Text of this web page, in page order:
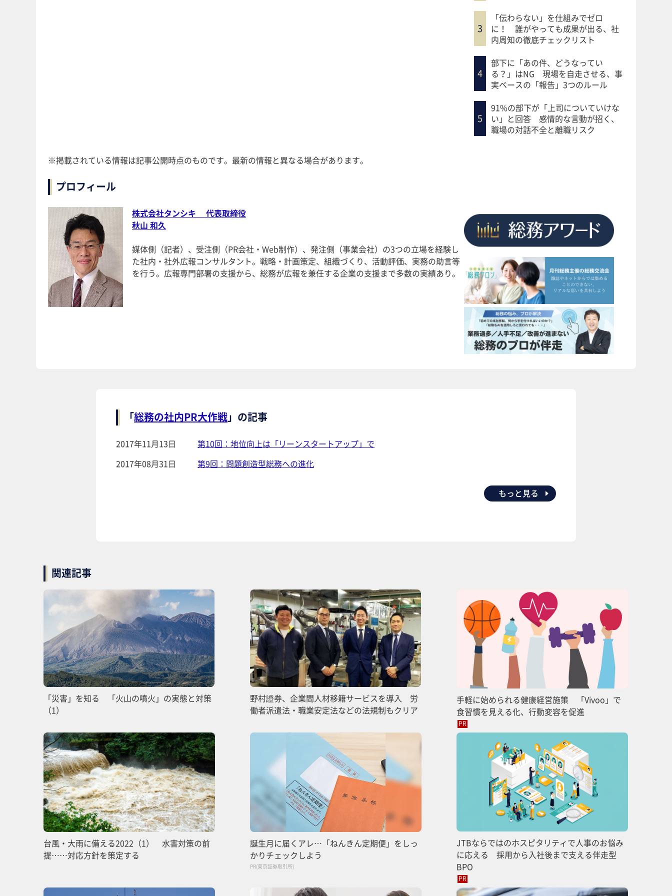
「伝わらない」を仕組みでゼロ
に！ 誰がやっても成果が出る、社
内周知の徹底チェックリスト
部下に「あの件、どうなってい
る？」はNG 現場を自走させる、事
実ベースの「報告」3つのルール
91%の部下が「上司についていけな
い」と回答 感情的な言動が招く、
職場の対話不全と離職リスク
※掲載されている情報は記事公開時点のものです。最新の情報と異なる場合があります。
プロフィール
株式会社タンシキ 代表取締役
秋山 和久
媒体側（記者）、受注側（PR会社・Web制作）、発注側（事業会社）の3つの立場を経験し
た社内・社外広報コンサルタント。戦略・計画策定、組織づくり、活動評価、実務の助言等
を行う。広報専門部署の支援から、総務が広報を兼任する企業の支援まで多数の実績あり。
「総務の社内PR大作戦」の記事
2017年11月13日
第10回：地位向上は「リーンスタートアップ」で
2017年08月31日
第9回：問題創造型総務への進化
もっと見る
関連記事
「災害」を知る 「火山の噴火」の実態と対策
（1）
野村證券、企業間人材移籍サービスを導入 労
働者派遣法・職業安定法などの法規制もクリア
手軽に始められる健康経営施策 「Vivoo」で
食習慣を見える化、行動変容を促進
PR
台風・大雨に備える2022（1） 水害対策の前
提……対応方針を策定する
誕生月に届くアレ…「ねんきん定期便」をしっ
かりチェックしよう
PR(東京証券取引所)
JTBならではのホスピタリティで人事のお悩み
に応える 採用から入社後まで支える伴走型
BPO
PR